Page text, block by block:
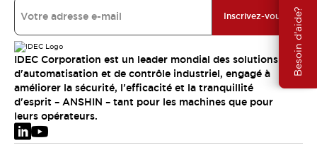
Besoin d'aide?
Inscrivez-vous
IDEC Corporation est un leader mondial des solutions
d'automatisation et de contrôle industriel, engagé à
améliorer la sécurité, l'efficacité et la tranquillité
d'esprit – ANSHIN – tant pour les machines que pour
leurs opérateurs.